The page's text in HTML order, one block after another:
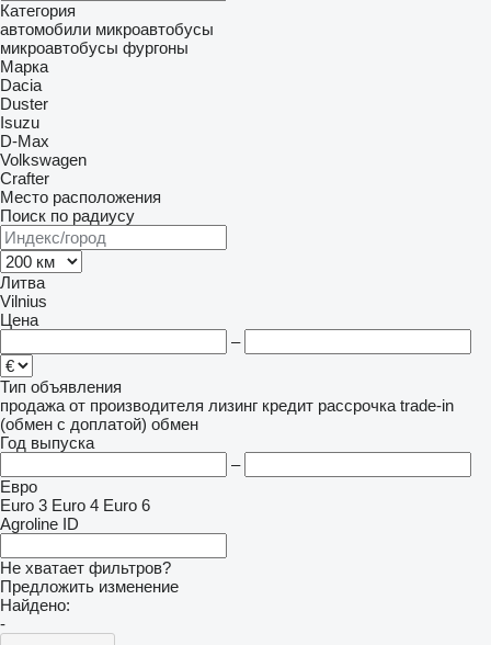
Категория
автомобили микроавтобусы
микроавтобусы фургоны
Марка
Dacia
Duster
Isuzu
D-Max
Volkswagen
Crafter
Место расположения
Поиск по радиусу
Литва
Vilnius
Цена
–
Тип объявления
продажа от производителя лизинг кредит рассрочка trade-in
(обмен с доплатой) обмен
Год выпуска
–
Евро
Euro 3 Euro 4 Euro 6
Agroline ID
Не хватает фильтров?
Предложить изменение
Найдено:
-